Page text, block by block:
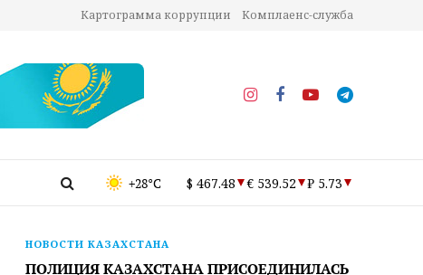
Картограмма коррупции Комплаенс-служба
+28°C $ 467.48 € 539.52 ₽ 5.73
НОВОСТИ КАЗАХСТАНА
ПОЛИЦИЯ КАЗАХСТАНА ПРИСОЕДИНИЛАСЬ